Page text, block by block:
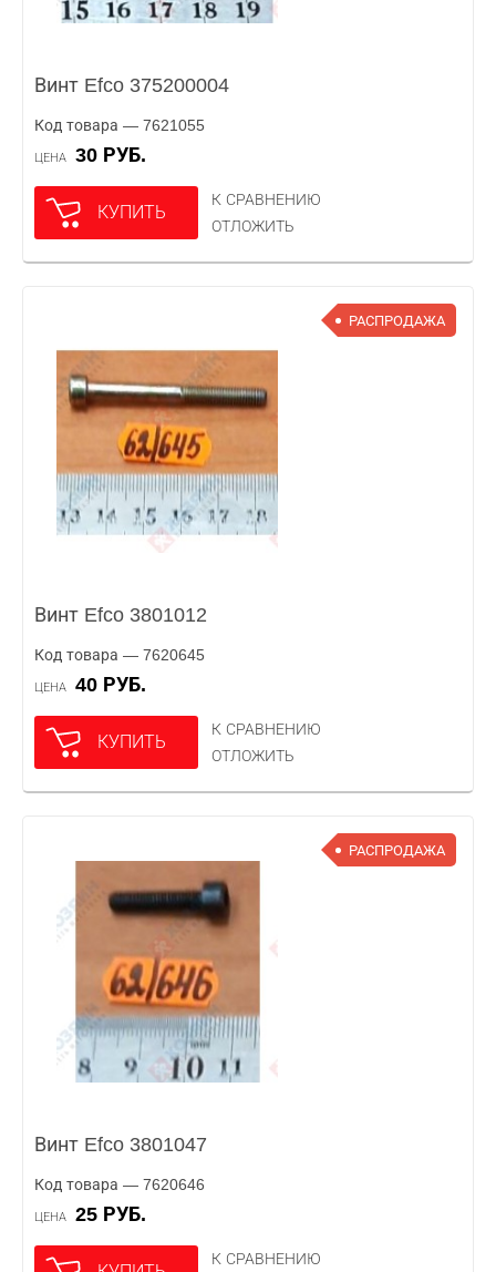
Винт Efco 375200004
Код товара — 7621055
ЦЕНА 30 РУБ.
КУПИТЬ
К СРАВНЕНИЮ
ОТЛОЖИТЬ
РАСПРОДАЖА
Винт Efco 3801012
Код товара — 7620645
ЦЕНА 40 РУБ.
КУПИТЬ
К СРАВНЕНИЮ
ОТЛОЖИТЬ
РАСПРОДАЖА
Винт Efco 3801047
Код товара — 7620646
ЦЕНА 25 РУБ.
К СРАВНЕНИЮ